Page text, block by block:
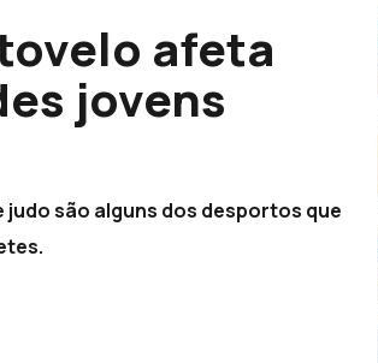
afeta
jovens
são alguns dos desportos que